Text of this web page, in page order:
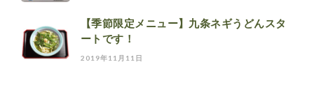
【季節限定メニュー】九条ネギうどんスタ
ートです！
2019年11月11日